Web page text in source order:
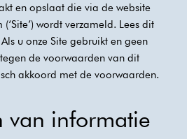
en opslaat die via de website
wordt verzameld. Lees dit
u onze Site gebruikt en geen
de voorwaarden van dit
akkoord met de voorwaarden.
van informatie